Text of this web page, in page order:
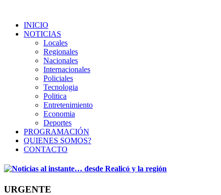
INICIO
NOTICIAS
Locales
Regionales
Nacionales
Internacionales
Policiales
Tecnologia
Politica
Entretenimiento
Economia
Deportes
PROGRAMACIÓN
QUIENES SOMOS?
CONTACTO
URGENTE